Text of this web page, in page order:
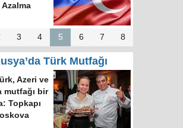
Azalma
3 4 5 6 7 8
Türk Mutfağı
Azeri ve
mutfağı bir
Topkapı